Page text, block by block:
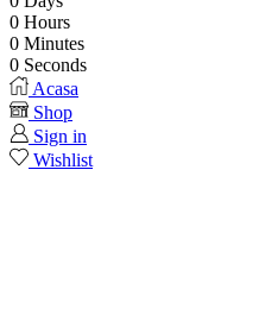
0 Hours
0 Minutes
0 Seconds
Acasa
Shop
Sign in
Wishlist